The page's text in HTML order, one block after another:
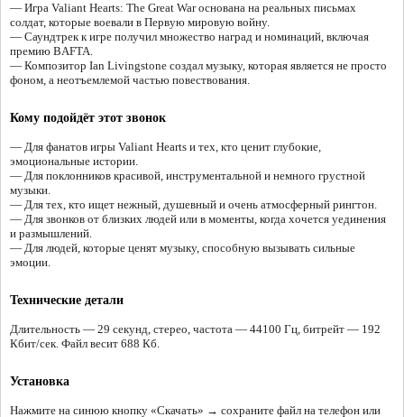
— Игра Valiant Hearts: The Great War основана на реальных письмах
солдат, которые воевали в Первую мировую войну.
— Саундтрек к игре получил множество наград и номинаций, включая
премию BAFTA.
— Композитор Ian Livingstone создал музыку, которая является не просто
фоном, а неотъемлемой частью повествования.
Кому подойдёт этот звонок
— Для фанатов игры Valiant Hearts и тех, кто ценит глубокие,
эмоциональные истории.
— Для поклонников красивой, инструментальной и немного грустной
музыки.
— Для тех, кто ищет нежный, душевный и очень атмосферный рингтон.
— Для звонков от близких людей или в моменты, когда хочется уединения
и размышлений.
— Для людей, которые ценят музыку, способную вызывать сильные
эмоции.
Технические детали
Длительность — 29 секунд, стерео, частота — 44100 Гц, битрейт — 192
Кбит/сек. Файл весит 688 Кб.
Установка
Нажмите на синюю кнопку «Скачать» → сохраните файл на телефон или